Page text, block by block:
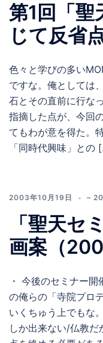
第1回「聖
じて反省
色々と学びの多い
ですな。俺としては
石とその直前に行な
指摘した点が、今回
てもわが意を得た。
「同時代興味」との
2003年10月19日 –
「聖天セ
画案（
・ 今後のセミナー
の俺らの「寺院プロ
いくちゅう上でもな
しか出来ない/仏教